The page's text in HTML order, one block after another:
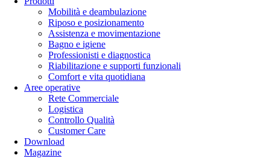
Mobilità e deambulazione
Riposo e posizionamento
Assistenza e movimentazione
Bagno e igiene
Professionisti e diagnostica
Riabilitazione e supporti funzionali
Comfort e vita quotidiana
Aree operative
Rete Commerciale
Logistica
Controllo Qualità
Customer Care
Download
Magazine